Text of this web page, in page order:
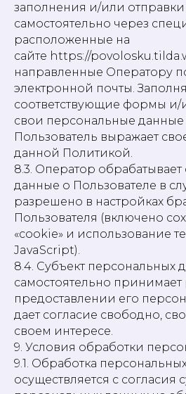
заполнения и/или
самостоятельно через
расположенные на
сайте https://
направленные Оператору
электронной почты.
соответствующие формы и/
свои персональные
Пользователь выражает
данной Политикой.
8.3. Оператор
данные о Пользователе в
разрешено в настройках
Пользователя (включено
«cookie» и использование
JavaScript).
8.4. Субъект персональных
самостоятельно
предоставлении его
дает согласие свободно,
своем интересе.
9. Условия обработки
9.1. Обработка
осуществляется с согласия